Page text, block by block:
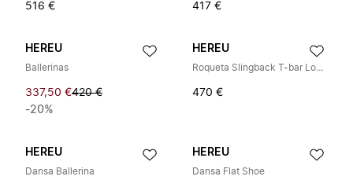
516 € 417 €
HEREU
Ballerinas
337,50 €420 €
-20%
HEREU
Roqueta Slingback T-bar Loafer
470 €
HEREU
Dansa Ballerina
HEREU
Dansa Flat Shoe